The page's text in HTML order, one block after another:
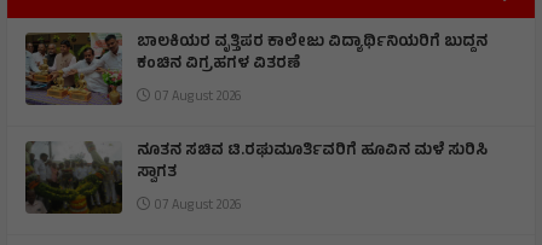
ಬಾಲಕಿಯರ ವೃತ್ತಿಪರ ಕಾಲೇಜು ವಿದ್ಯಾರ್ಥಿನಿಯರಿಗೆ ಬುದ್ದನ
ಕಂಚಿನ ವಿಗ್ರಹಗಳ ವಿತರಣೆ
07 August 2026
ನೂತನ ಸಚಿವ ಟಿ.ರಘುಮೂರ್ತಿವರಿಗೆ ಹೂವಿನ ಮಳೆ ಸುರಿಸಿ
ಸ್ವಾಗತ
07 August 2026